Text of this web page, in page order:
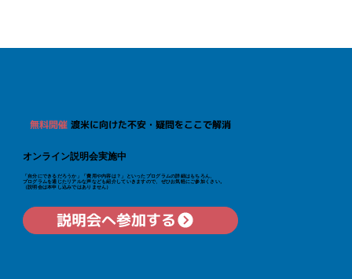
無料開催渡米に向けた不安・疑問をここで解消
オンライン説明会実施中
「自分にできるだろうか」「費用や内容は？」といった​プログラムの詳細はもちろん、
プログラムを通じたリアルな声なども紹介していきますので、ぜひお気軽にご参加くさい。
（説明会は本申し込みではありません）
説明会へ参加する